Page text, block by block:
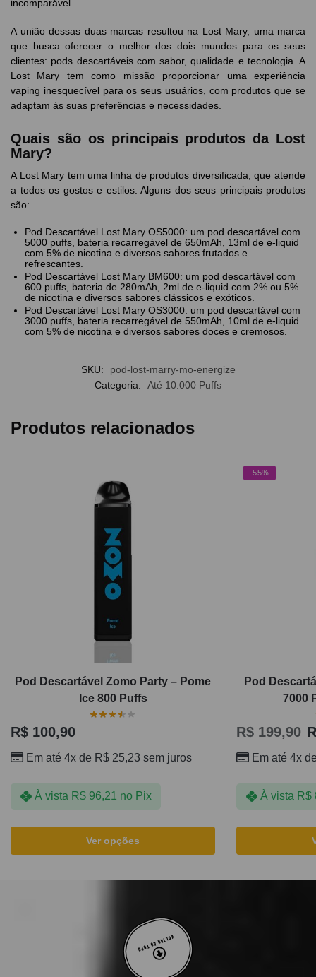
incomparável.
A união dessas duas marcas resultou na Lost Mary, uma marca
que busca oferecer o melhor dos dois mundos para os seus
clientes: pods descartáveis com sabor, qualidade e tecnologia. A
Lost Mary tem como missão proporcionar uma experiência
vaping inesquecível para os seus usuários, com produtos que se
adaptam às suas preferências e necessidades.
Quais são os principais produtos da Lost
Mary?
A Lost Mary tem uma linha de produtos diversificada, que atende
a todos os gostos e estilos. Alguns dos seus principais produtos
são:
Pod Descartável Lost Mary OS5000: um pod descartável com
5000 puffs, bateria recarregável de 650mAh, 13ml de e-liquid
com 5% de nicotina e diversos sabores frutados e
refrescantes.
Pod Descartável Lost Mary BM600: um pod descartável com
600 puffs, bateria de 280mAh, 2ml de e-liquid com 2% ou 5%
de nicotina e diversos sabores clássicos e exóticos.
Pod Descartável Lost Mary OS3000: um pod descartável com
3000 puffs, bateria recarregável de 550mAh, 10ml de e-liquid
com 5% de nicotina e diversos sabores doces e cremosos.
SKU:
pod-lost-marry-mo-energize
Categoria:
Até 10.000 Puffs
Produtos relacionados
Pod Descartável Zomo Party – Pome
Ice 800 Puffs
R$ 100,90
Em até 4x de R$ 25,23 sem juros
À vista R$96,21 no Pix
Ver opções
-55%
Pod
7000
R$199,90
Em até 4x
À vista R$
VOLTAR AO TOPO